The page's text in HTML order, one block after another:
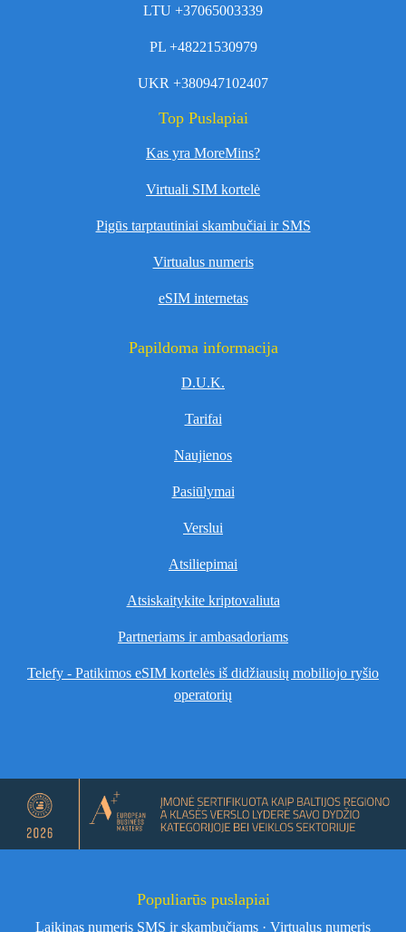
LTU +37065003339
PL +48221530979
UKR +380947102407
Top Puslapiai
Kas yra MoreMins?
Virtuali SIM kortelė
Pigūs tarptautiniai skambučiai ir SMS
Virtualus numeris
eSIM internetas
Papildoma informacija
D.U.K.
Tarifai
Naujienos
Pasiūlymai
Verslui
Atsiliepimai
Atsiskaitykite kriptovaliuta
Partneriams ir ambasadoriams
Telefy - Patikimos eSIM kortelės iš didžiausių mobiliojo ryšio
operatorių
Populiarūs puslapiai
Laikinas numeris SMS ir skambučiams · Virtualus numeris